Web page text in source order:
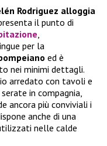
Rodriguez alloggia
il punto di
per la
ed è
nei minimi dettagli.
arredato con tavoli e
in compagnia,
ancora più conviviali i
anche di una
nelle calde